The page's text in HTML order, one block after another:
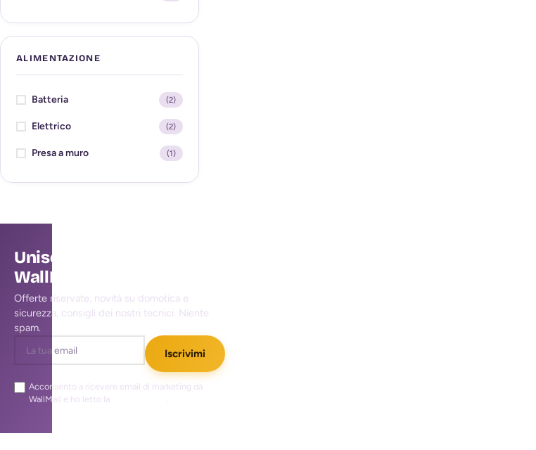
ALIMENTAZIONE
Batteria (2)
Elettrico (2)
Presa a muro (1)
Unisciti alla community
WallMall
Offerte riservate, novità su domotica e
sicurezza, consigli dei nostri tecnici. Niente
spam.
Iscrivimi
Acconsento a ricevere email di marketing da
WallMall e ho letto la
.